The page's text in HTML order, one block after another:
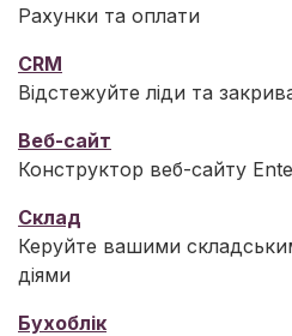
Рахунки та оплати
CRM
Відстежуйте ліди та
Веб-сайт
Конструктор веб-сайту
Склад
Керуйте вашими
діями
Бухоблік